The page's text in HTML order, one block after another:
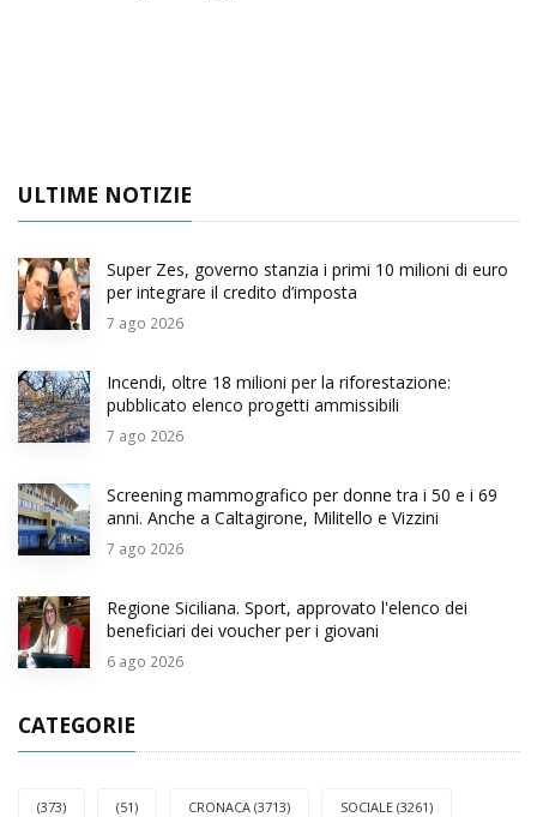
ULTIME NOTIZIE
Super Zes, governo stanzia i primi 10 milioni di euro
per integrare il credito d’imposta
7 ago 2026
Incendi, oltre 18 milioni per la riforestazione:
pubblicato elenco progetti ammissibili
7 ago 2026
Screening mammografico per donne tra i 50 e i 69
anni. Anche a Caltagirone, Militello e Vizzini
7 ago 2026
Regione Siciliana. Sport, approvato l'elenco dei
beneficiari dei voucher per i giovani
6 ago 2026
CATEGORIE
(373) (51) CRONACA (3713) SOCIALE (3261)